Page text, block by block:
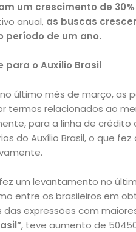
um crescimento de
anual, as buscas
período de um ano.
para o Auxílio Brasil
último mês de março, as
termos relacionados ao
para a linha de crédito
do Auxílio Brasil, o que
um levantamento no
entre os brasileiros em
das expressões com
, teve aumento de